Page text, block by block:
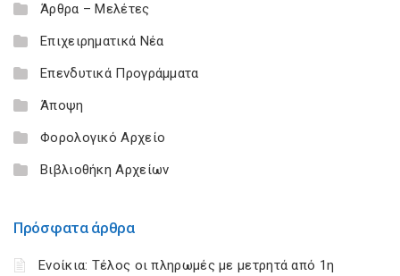
Άρθρα – Μελέτες
Επιχειρηματικά Νέα
Επενδυτικά Προγράμματα
Άποψη
Φορολογικό Αρχείο
Βιβλιοθήκη Αρχείων
Πρόσφατα άρθρα
Ενοίκια: Τέλος οι πληρωμές με μετρητά από 1η